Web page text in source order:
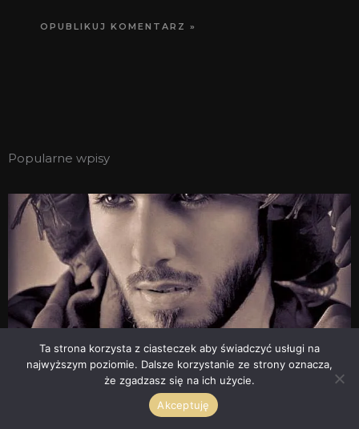
Popularne wpisy
Każda potwora znajdzie swego… – Jadab
Ta strona korzysta z ciasteczek aby świadczyć usługi na
najwyższym poziomie. Dalsze korzystanie ze strony oznacza,
że zgadzasz się na ich użycie.
Akceptuję